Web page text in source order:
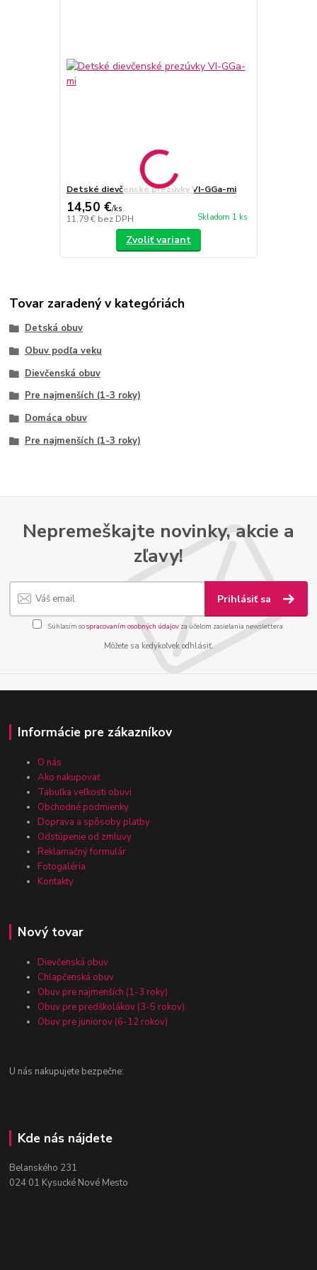
Detské dievčenské prezúvky VI-GGa-mi
14,50 €/ks
11,79 € bez DPH Skladom 1 ks
Zvoliť variant
Tovar zaradený v kategóriách
Detská obuv
Obuv podľa veku
Dievčenská obuv
Pre najmenších (1-3 roky)
Domáca obuv
Pre najmenších (1-3 roky)
Nepremeškajte novinky, akcie a
zľavy!
Prihlásiť sa
Súhlasím sospracovaním osobných údajov za účelom zasielania newslettera.
Môžete sa kedykoľvek odhlásiť.
Informácie pre zákazníkov
O nás
Ako nakupovať
Tabuľka veľkosti obuvi
Obchodné podmienky
Doprava a spôsoby platby
Odstúpenie od zmluvy
Reklamačný formulár
Fotogaléria
Kontakty
Nový tovar
Dievčenská obuv
Chlapčenská obuv
Obuv pre najmenších (1-3 roky)
Obuv pre predškolákov (3-5 rokov)
Obuv pre juniorov (6-12 rokov)
U nás nakupujete bezpečne:
Kde nás nájdete
Belanského 231
024 01 Kysucké Nové Mesto